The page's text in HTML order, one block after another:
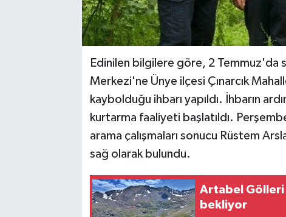
Edinilen bilgilere göre, 2 Temmuz'da
Merkezi'ne Ünye ilçesi Çınarcık
kaybolduğu ihbarı yapıldı. İhbarın
kurtarma faaliyeti başlatıldı.
arama çalışmaları sonucu Rüstem
sağ olarak bulundu.
Artabel Gölleri
bekliyor